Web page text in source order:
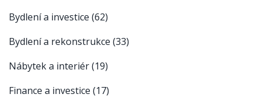
Bydlení a investice (62)
Bydlení a rekonstrukce (33)
Nábytek a interiér(19)
Finance a investice (17)